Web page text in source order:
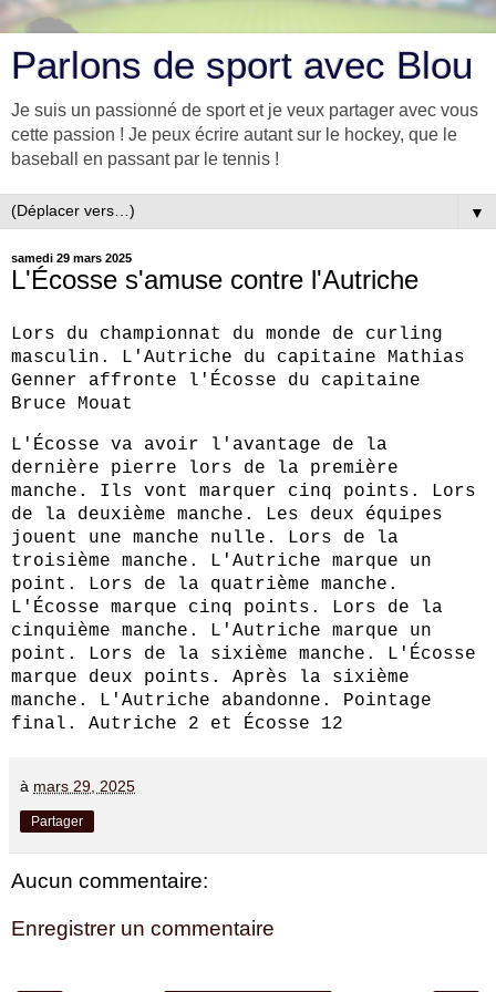
Parlons de sport avec Blou
Je suis un passionné de sport et je veux partager avec vous
cette passion ! Je peux écrire autant sur le hockey, que le
baseball en passant par le tennis !
▼
samedi 29 mars 2025
L'Écosse s'amuse contre l'Autriche
Lors du championnat du monde de curling
masculin. L'Autriche du capitaine Mathias
Genner affronte l'Écosse du capitaine
Bruce Mouat
L'Écosse va avoir l'avantage de la
dernière pierre lors de la première
manche. Ils vont marquer cinq points. Lors
de la deuxième manche. Les deux équipes
jouent une manche nulle. Lors de la
troisième manche. L'Autriche marque un
point. Lors de la quatrième manche.
L'Écosse marque cinq points. Lors de la
cinquième manche. L'Autriche marque un
point. Lors de la sixième manche. L'Écosse
marque deux points. Après la sixième
manche. L'Autriche abandonne. Pointage
final. Autriche 2 et Écosse 12
à mars 29, 2025
Partager
Aucun commentaire:
Enregistrer un commentaire